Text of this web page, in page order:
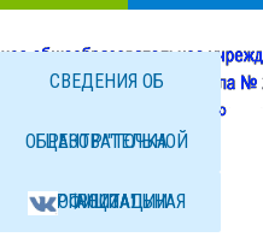
СВЕДЕНИЯ ОБ
ОБРАЗОВАТЕЛЬНОЙ
ОРГАНИЗАЦИИ
ЦЕНТР "ТОЧКА
РОСТА"
ОФИЦИАЛЬНАЯ